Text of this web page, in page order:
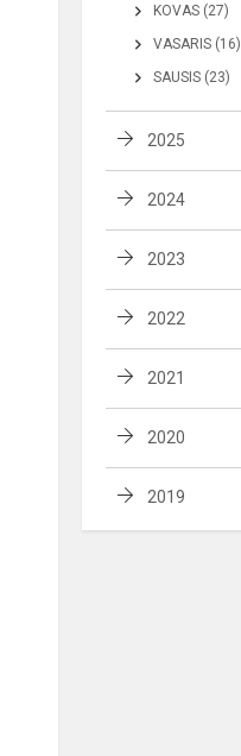
KOVAS (27)
VASARIS (16)
SAUSIS (23)
2025
2024
2023
2022
2021
2020
2019